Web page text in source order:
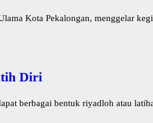
Kota Pekalongan, menggelar
Diri
berbagai bentuk riyadloh atau